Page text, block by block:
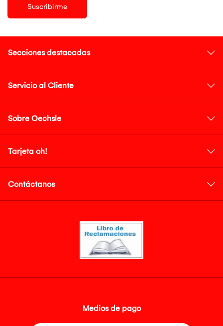
Suscribirme
Secciones destacadas
Servicio al Cliente
Sobre Oechsle
Tarjeta oh!
Contáctanos
Medios de pago